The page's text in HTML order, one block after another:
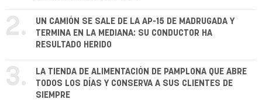
2.
UN CAMIÓN SE SALE DE LA AP-15 DE MADRUGADA Y
TERMINA EN LA MEDIANA: SU CONDUCTOR HA
RESULTADO HERIDO
3.
LA TIENDA DE ALIMENTACIÓN DE PAMPLONA QUE ABRE
TODOS LOS DÍAS Y CONSERVA A SUS CLIENTES DE
SIEMPRE